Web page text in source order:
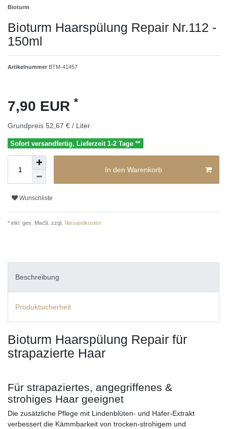
Bioturm
Bioturm Haarspülung Repair Nr.112 -
150ml
Artikelnummer BTM-41457
7,90 EUR *
Grundpreis 52,67 € / Liter
Sofort versandfertig, Lieferzeit 1-2 Tage **
In den Warenkorb
Wunschliste
* inkl. ges. MwSt. zzgl. Versandkosten
Beschreibung
Produktsicherheit
Bioturm Haarspülung Repair für
strapazierte Haar
Für strapaziertes, angegriffenes &
strohiges Haar geeignet
Die zusätzliche Pflege mit Lindenblüten- und Hafer-Extrakt
verbessert die Kämmbarkeit von trocken-strohigem und